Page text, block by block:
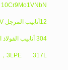
10Cr9Mo1VNbN
12أنابيب المرجل Cr1MoV
304 أنابيب الفولاذ المقاوم للصدأ
317L 3LPE，طلاء الأنابيب